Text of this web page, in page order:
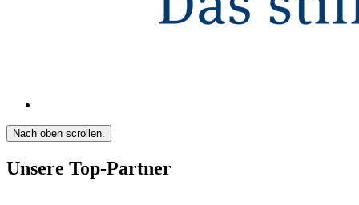
Nach oben scrollen.
Unsere Top-Partner